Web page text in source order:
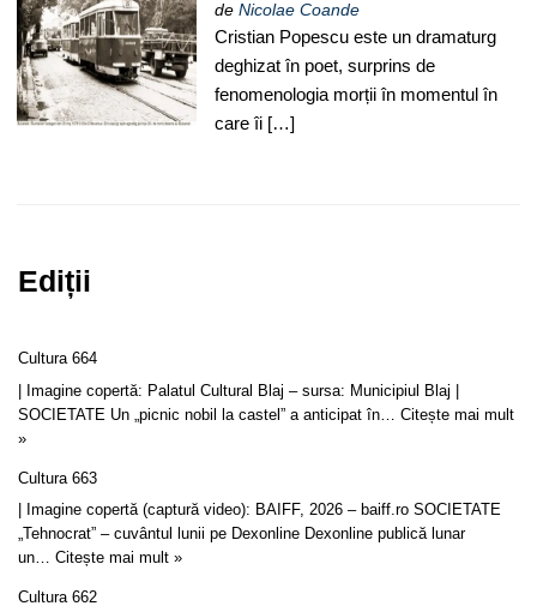
deNicolae Coande
Cristian Popescu este un dramaturg
deghizat în poet, surprins de
fenomenologia morții în momentul în
care îi […]
Ediții
Cultura 664
| Imagine copertă: Palatul Cultural Blaj – sursa: Municipiul Blaj |
SOCIETATE Un „picnic nobil la castel” a anticipat în… Citește mai mult
»
Cultura 663
| Imagine copertă (captură video): BAIFF, 2026 – baiff.ro SOCIETATE
„Tehnocrat” – cuvântul lunii pe Dexonline Dexonline publică lunar
un… Citește mai mult »
Cultura 662